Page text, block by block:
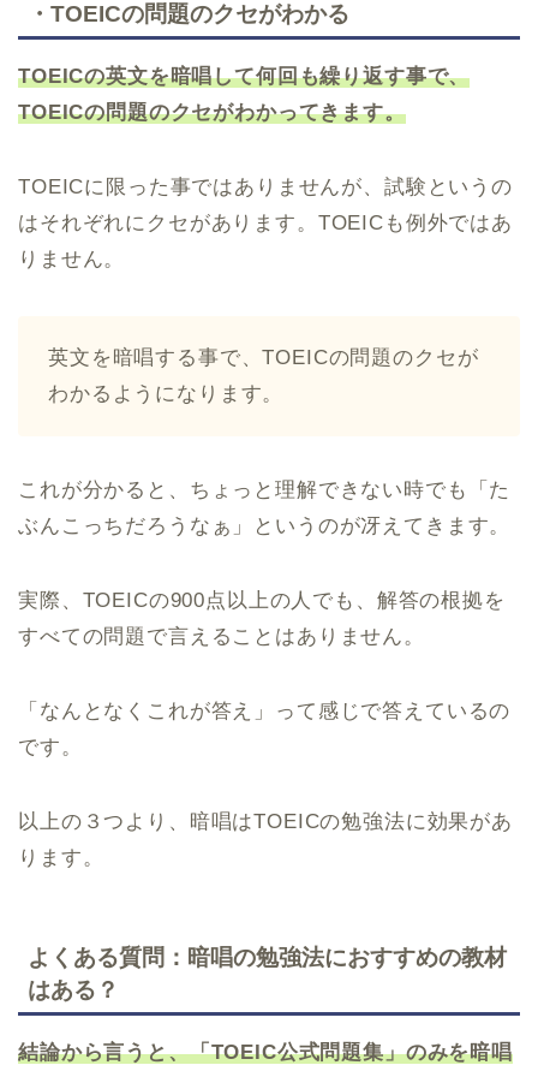
・TOEICの問題のクセがわかる
TOEICの英文を暗唱して何回も繰り返す事で、
TOEICの問題のクセがわかってきます。
TOEICに限った事ではありませんが、試験というの
はそれぞれにクセがあります。TOEICも例外ではあ
りません。
英文を暗唱する事で、TOEICの問題のクセが
わかるようになります。
これが分かると、ちょっと理解できない時でも「た
ぶんこっちだろうなぁ」というのが冴えてきます。
実際、TOEICの900点以上の人でも、解答の根拠を
すべての問題で言えることはありません。
「なんとなくこれが答え」って感じで答えているの
です。
以上の３つより、暗唱はTOEICの勉強法に効果があ
ります。
よくある質問：暗唱の勉強法におすすめの教材
はある？
結論から言うと、「TOEIC公式問題集」のみを暗唱